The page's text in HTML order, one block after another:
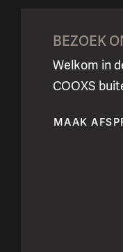
BEZOEK
Welkom in
COOXS
MAAK